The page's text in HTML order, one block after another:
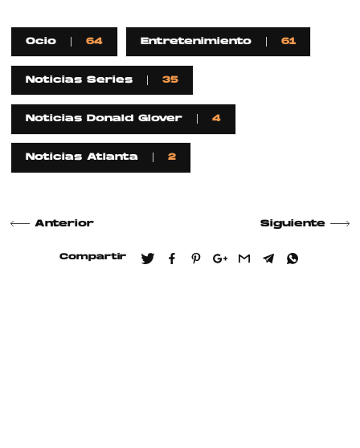
Ocio 64 Entretenimiento 61
Noticias Series 35
Noticias Donald Glover 4
Noticias Atlanta 2
Anterior Siguiente
Compartir